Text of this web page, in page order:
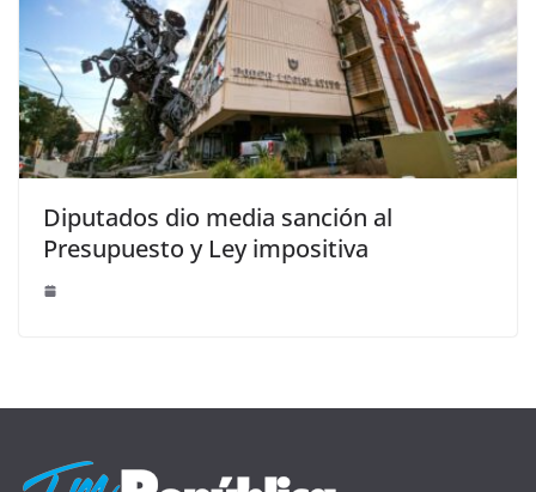
Diputados dio media sanción al
Presupuesto y Ley impositiva